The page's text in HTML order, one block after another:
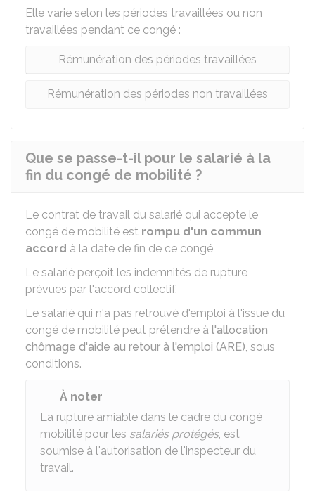
Elle varie selon les périodes travaillées ou non
travaillées pendant ce congé :
Rémunération des périodes travaillées
Rémunération des périodes non travaillées
Que se passe-t-il pour le salarié à la
fin du congé de mobilité ?
Le contrat de travail du salarié qui accepte le
congé de mobilité est rompu d'un commun
accord à la date de fin de ce congé
Le salarié perçoit les indemnités de rupture
prévues par l'accord collectif.
Le salarié qui n'a pas retrouvé d'emploi à l'issue du
congé de mobilité peut prétendre à l'allocation
chômage d'aide au retour à l'emploi (ARE), sous
conditions.
À noter
La rupture amiable dans le cadre du congé
mobilité pour les salariés protégés, est
soumise à l'autorisation de l'inspecteur du
travail.